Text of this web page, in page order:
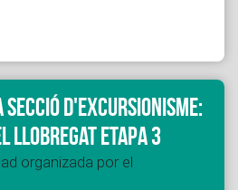
d'Excursionisme:
Llobregat etapa 3
organizada por el